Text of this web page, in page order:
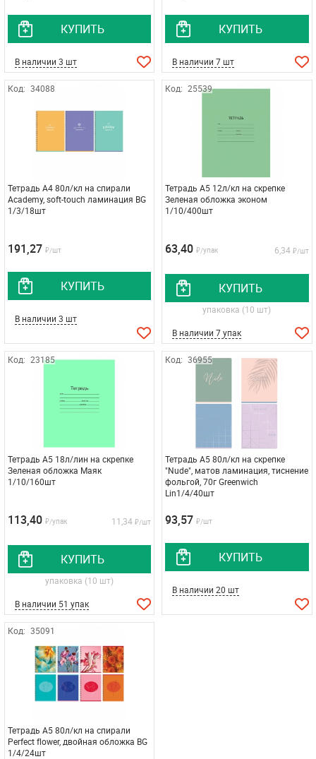
КУПИТЬ
В наличии 3 шт
КУПИТЬ
В наличии 7 шт
Код: 34088
Тетрадь А4 80л/кл на спирали
Academy, soft-touch ламинация BG
1/3/18шт
191,27 ₽/шт
КУПИТЬ
В наличии 3 шт
Код: 25539
Тетрадь А5 12л/кл на скрепке
Зеленая обложка эконом
1/10/400шт
63,40 ₽/упак 6,34 ₽/шт
КУПИТЬ
упаковка (10 шт)
В наличии 7 упак
Код: 23185
Тетрадь А5 18л/лин на скрепке
Зеленая обложка Маяк
1/10/160шт
113,40 ₽/упак 11,34 ₽/шт
КУПИТЬ
упаковка (10 шт)
В наличии 51 упак
Код: 36955
Тетрадь А5 80л/кл на скрепке
"Nude", матов ламинация, тиснение
фольгой, 70г Greenwich
Lin1/4/40шт
93,57 ₽/шт
КУПИТЬ
В наличии 20 шт
Код: 35091
Тетрадь А5 80л/кл на спирали
Perfect flower, двойная обложка BG
1/4/24шт